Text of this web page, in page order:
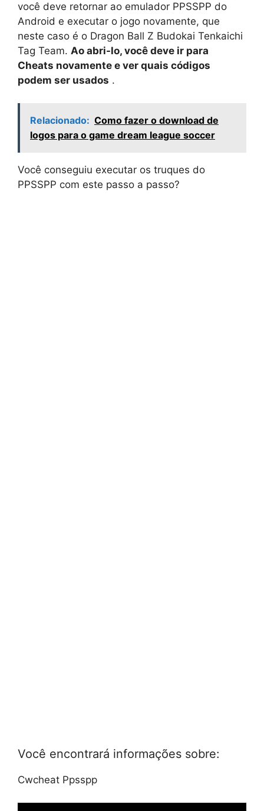
você deve retornar ao emulador PPSSPP do
Android e executar o jogo novamente, que
neste caso é o Dragon Ball Z Budokai Tenkaichi
Tag Team. Ao abri-lo, você deve ir para
Cheats novamente e ver quais códigos
podem ser usados .
Relacionado: Como fazer o download de
logos para o game dream league soccer
Você conseguiu executar os truques do
PPSSPP com este passo a passo?
Você encontrará informações sobre:
Cwcheat Ppsspp